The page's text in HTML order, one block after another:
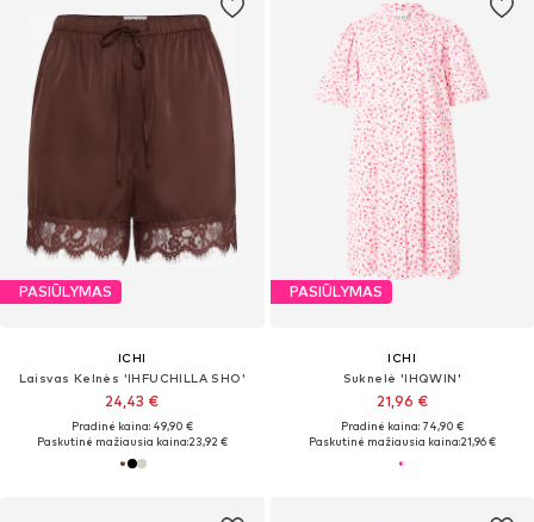
PASIŪLYMAS
ICHI
Laisvas Kelnės 'IHFUCHILLA SHO'
24,43 €
Pradinė kaina: 49,90 €
Paskutinė mažiausia kaina:23,92 €
PASIŪLYMAS
ICHI
Suknelė 'IHQWIN'
21,96 €
Pradinė kaina: 74,90 €
Paskutinė mažiausia kaina:21,96 €